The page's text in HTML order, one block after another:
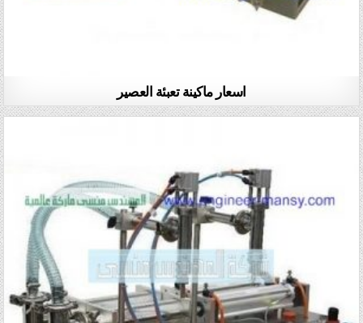
اسعار ماكينة تعبئة العصير